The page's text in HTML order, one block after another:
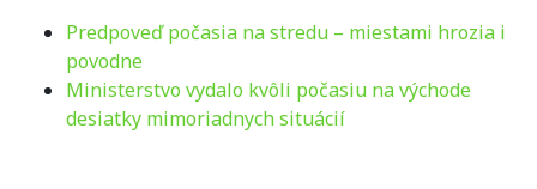
Predpoveď počasia na stredu – miestami hrozia i
povodne
Ministerstvo vydalo kvôli počasiu na východe
desiatky mimoriadnych situácií